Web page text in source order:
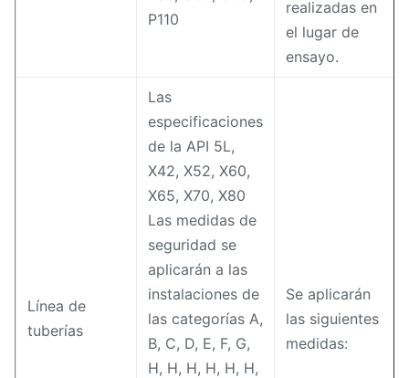
P110
realizadas en
el lugar de
ensayo.
Línea de
tuberías
Las
especificaciones
de la API 5L,
X42, X52, X60,
X65, X70, X80
Las medidas de
seguridad se
aplicarán a las
instalaciones de
las categorías A,
B, C, D, E, F, G,
H, H, H, H, H, H,
Se aplicarán
las siguientes
medidas: